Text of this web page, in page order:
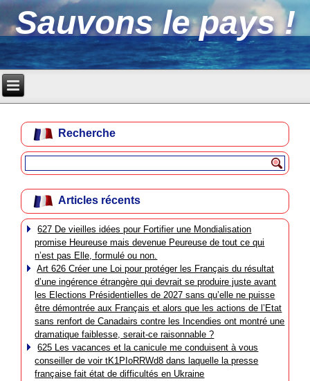
Sauvons le pays !
Recherche
Articles récents
627 De vieilles idées pour Fortifier une Mondialisation
promise Heureuse mais devenue Peureuse de tout ce qui
n’est pas Elle, formulé ou non.
Art 626 Créer une Loi pour protéger les Français du résultat
d’une ingérence étrangère qui devrait se produire juste avant
les Elections Présidentielles de 2027 sans qu’elle ne puisse
être démontrée aux Français et alors que les actions de l’Etat
sans renfort de Canadairs contre les Incendies ont montré une
dramatique faiblesse, serait-ce raisonnable ?
625 Les vacances et la canicule me conduisent à vous
conseiller de voir tK1PIoRRWd8 dans laquelle la presse
française fait état de difficultés en Ukraine